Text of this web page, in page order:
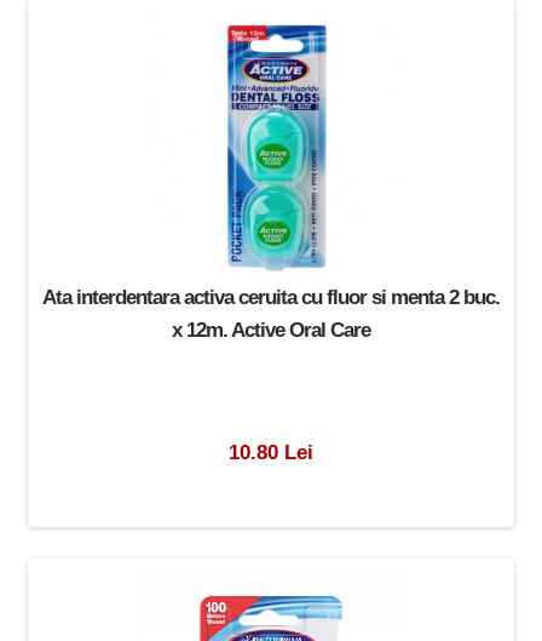
Ata interdentara activa ceruita cu fluor si menta 2 buc.
x 12m. Active Oral Care
10.80 Lei